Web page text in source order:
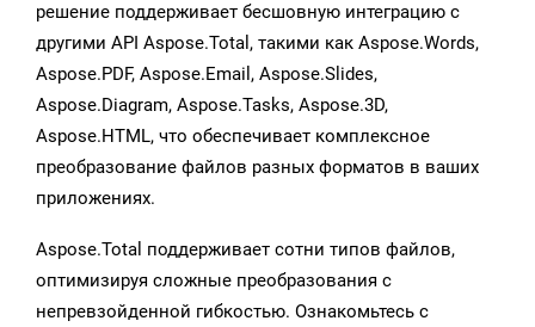
решение поддерживает бесшовную интеграцию с
другими API Aspose.Total, такими как Aspose.Words,
Aspose.PDF, Aspose.Email, Aspose.Slides,
Aspose.Diagram, Aspose.Tasks, Aspose.3D,
Aspose.HTML, что обеспечивает комплексное
преобразование файлов разных форматов в ваших
приложениях.
Aspose.Total поддерживает сотни типов файлов,
оптимизируя сложные преобразования с
непревзойденной гибкостью. Ознакомьтесь с